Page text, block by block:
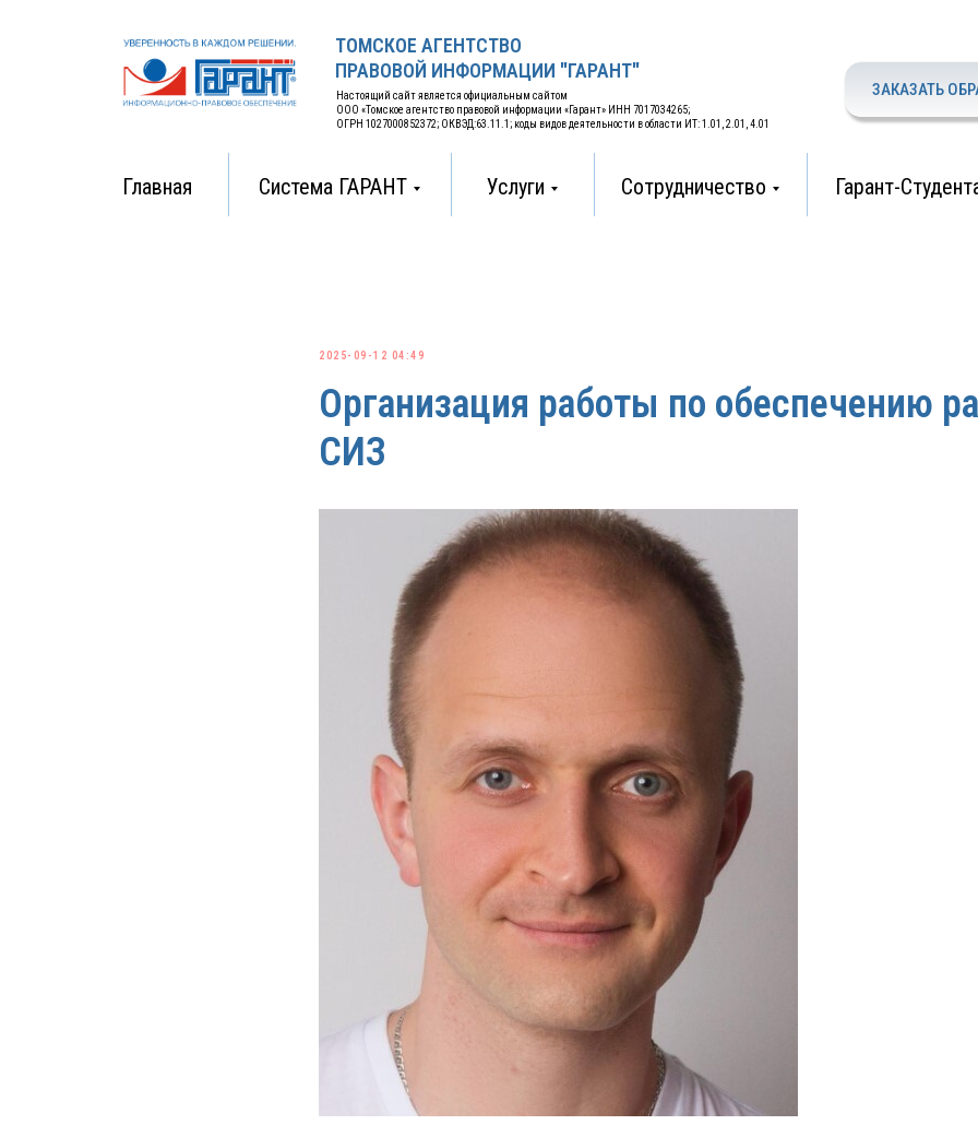
ТОМСКОЕ АГЕНТСТВО
ПРАВОВОЙ ИНФОРМАЦИИ "ГАРАНТ"
Главная Система ГАРАНТ Услуги Сотрудничество Гарант-
ЗАКАЗАТЬ
Настоящий сайт является официальным сайтом
ООО «Томское агентство правовой информации «Гарант» ИНН 7017034265;
ОГРН 1027000852372; ОКВЭД:63.11.1; коды видов деятельности в области ИТ: 1.01, 2.01, 4.01
2025-09-12 04:49
Организация работы по обеспечению
СИЗ